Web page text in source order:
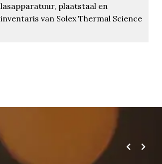
lasapparatuur, plaatstaal en
inventaris van Solex Thermal Science